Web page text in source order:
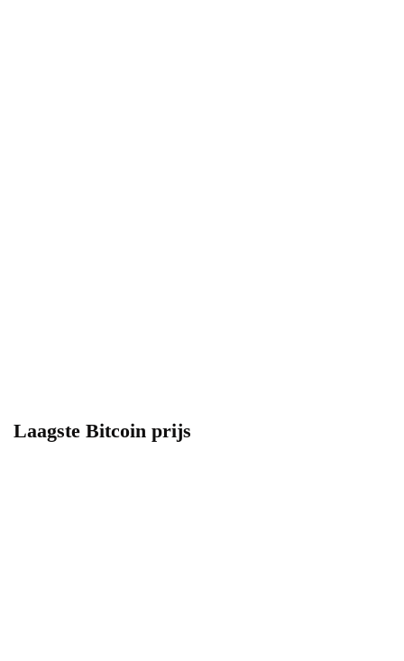
Laagste Bitcoin prijs